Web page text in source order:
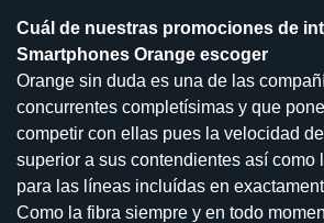
Cuál de nuestras promociones de
Smartphones Orange escoger
Orange sin duda es una de las
concurrentes completísimas y que
competir con ellas pues la velocidad
superior a sus contendientes así como
para las líneas incluídas en
Como la fibra siempre y en todo